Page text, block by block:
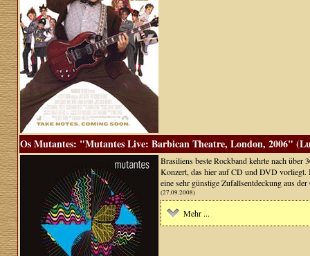
Os Mutantes: "Mutantes Live: Barbican Theatre, London, 2006"
Brasiliens beste Rockband kehrte nach über
Konzert, das hier auf CD und DVD vorliegt.
eine sehr günstige Zufallsentdeckung aus
(27.09.2008)
Mehr ...